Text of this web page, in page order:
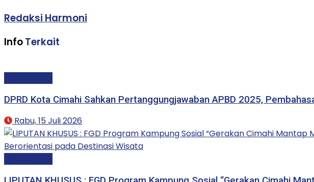
Redaksi Harmoni
InfoTerkait
DPRD Kota Cimahi Sahkan Pertanggungjawaban APBD 2025,
Rabu, 15 Juli 2026